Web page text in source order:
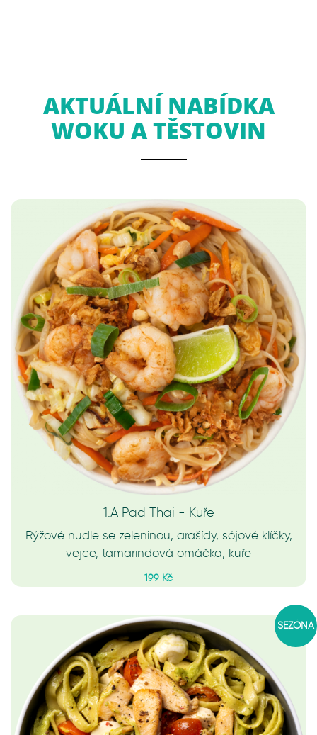
AKTUÁLNÍ NABÍDKA
WOKU A TĚSTOVIN
1.A Pad Thai - Kuře
Rýžové nudle se zeleninou, arašídy, sójové klíčky,
vejce, tamarindová omáčka, kuře
199 Kč
SEZÓNA